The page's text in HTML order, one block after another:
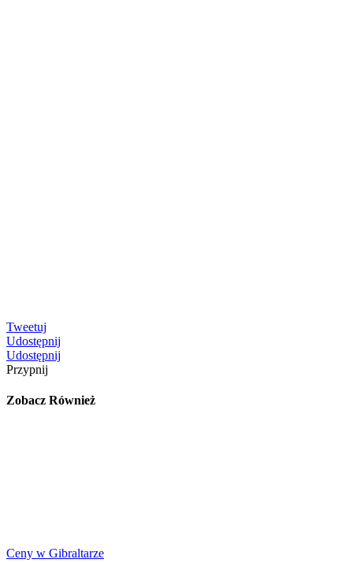
Tweetuj
Udostępnij
Udostępnij
Przypnij
Zobacz Również
Ceny w Gibraltarze